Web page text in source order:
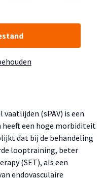
(sPAV) is een
heeft een hoge morbiditeit
dat bij de behandeling
looptraining, beter
(SET), als een
endovasculaire